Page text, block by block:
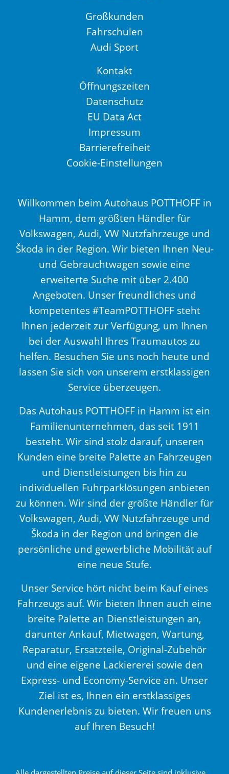
Großkunden
Fahrschulen
Audi Sport
Kontakt
Öffnungszeiten
Datenschutz
EU Data Act
Impressum
Barrierefreiheit
Cookie-Einstellungen
Willkommen beim Autohaus POTTHOFF in
Hamm, dem größten Händler für
Volkswagen, Audi, VW Nutzfahrzeuge und
Škoda in der Region. Wir bieten Ihnen Neu-
und Gebrauchtwagen sowie eine
erweiterte Suche mit über 2.400
Angeboten. Unser freundliches und
kompetentes #TeamPOTTHOFF steht
Ihnen jederzeit zur Verfügung, um Ihnen
bei der Auswahl Ihres Traumautos zu
helfen. Besuchen Sie uns noch heute und
lassen Sie sich von unserem erstklassigen
Service überzeugen.
Das Autohaus POTTHOFF in Hamm ist ein
Familienunternehmen, das seit 1911
besteht. Wir sind stolz darauf, unseren
Kunden eine breite Palette an Fahrzeugen
und Dienstleistungen bis hin zu
individuellen Fuhrparklösungen anbieten
zu können. Wir sind der größte Händler für
Volkswagen, Audi, VW Nutzfahrzeuge und
Škoda in der Region und bringen die
persönliche und gewerbliche Mobilität auf
eine neue Stufe.
Unser Service hört nicht beim Kauf eines
Fahrzeugs auf. Wir bieten Ihnen auch eine
breite Palette an Dienstleistungen an,
darunter Ankauf, Mietwagen, Wartung,
Reparatur, Ersatzteile, Original-Zubehör
und eine eigene Lackiererei sowie den
Express- und Economy-Service an. Unser
Ziel ist es, Ihnen ein erstklassiges
Kundenerlebnis zu bieten. Wir freuen uns
auf Ihren Besuch!